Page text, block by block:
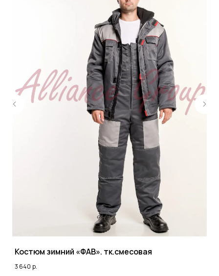
Костюм зимний «ФАВ». тк.смесовая
3 640 р.
+7 (4942) 54-29-00
Политика обработки персональных данных